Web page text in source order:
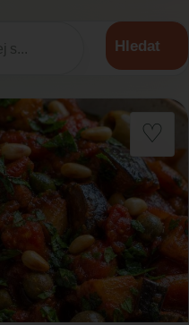
Hledat